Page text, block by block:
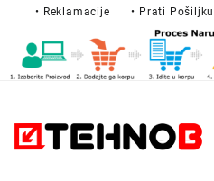
• Reklamacije
• Prati Pošiljku